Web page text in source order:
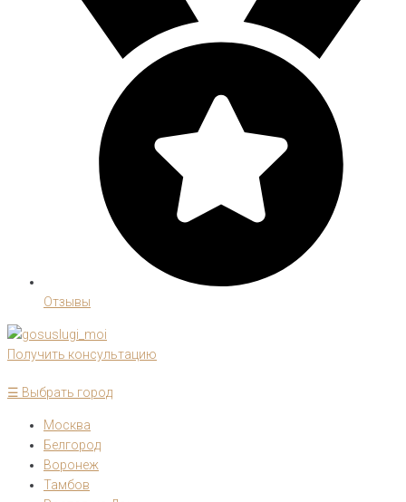
Отзывы
Получить консультацию
☰ Выбрать город
Москва
Белгород
Воронеж
Тамбов